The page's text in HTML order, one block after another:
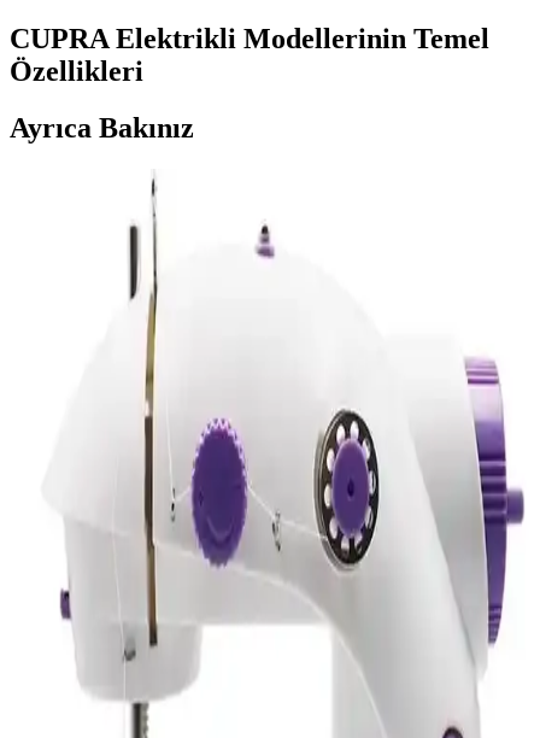
CUPRA Elektrikli Modellerinin Temel
Özellikleri
Ayrıca Bakınız
EGO Power+ 56V Self-Propelled Çim Biçme
Makinesi Özellikleri ve Avantajları
EGO Power+ 56V batarya teknolojisiyle donatılmış, çok yönlü ve
çevreci self-propelled çim biçme makinesi, uzun çalışma süresi ve
pratik kullanımıyla bahçe bakımını kolaylaştırır.
Bosch Kablosuz Elektrikli Süpürgeler: Yüksek
Performans ve Kullanım Kolaylığı
Bosch'un kablosuz elektrikli süpürgeleri, yüksek emiş gücü, uzun pil
ömrü ve ergonomik tasarımıyla temizlikte yeni bir standart getiriyor.
Hafif ve pratik modeller, her yüzeyde etkili temizlik sunuyor.
Karaca Mikser Karşılaştırması: Maestrochef Stella
ve Mastermaid Chef Pro Özellikleri
Karaca Maestrochef Stella ve Mastermaid Chef Pro mikserleri motor
gücü, kapasite ve kullanıcı deneyimleriyle karşılaştırıldı. Hangi
modelin ihtiyaçlarınıza uygun olduğunu öğrenin.
Korkmaz A341-04 ve Vestel Sefa 4500 x
Semaverlerin Detaylı Karşılaştırması